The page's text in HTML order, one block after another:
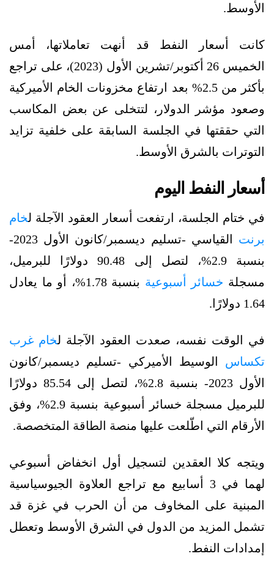
الأوسط.
كانت أسعار النفط قد أنهت تعاملاتها، أمس
الخميس 26 أكتوبر/تشرين الأول (2023)، على تراجع
بأكثر من 2.5% بعد ارتفاع مخزونات الخام الأميركية
وصعود مؤشر الدولار، لتتخلى عن بعض المكاسب
التي حققتها في الجلسة السابقة على خلفية تزايد
التوترات بالشرق الأوسط.
أسعار النفط اليوم
في ختام الجلسة، ارتفعت أسعار العقود الآجلة لخام
برنت
القياسي -تسليم ديسمبر/كانون الأول 2023-
بنسبة 2.9%، لتصل إلى 90.48 دولارًا للبرميل،
مسجلة خسائر أسبوعية
بنسبة 1.78%، أو ما يعادل
1.64 دولارًا.
في الوقت نفسه، صعدت العقود الآجلة لخام غرب
تكساس الوسيط الأميركي -تسليم ديسمبر/كانون
الأول 2023- بنسبة 2.8%، لتصل إلى 85.54 دولارًا
للبرميل مسجلة خسائر أسبوعية بنسبة 2.9%، وفق
الأرقام التي اطّلعت عليها منصة الطاقة المتخصصة.
ويتجه كلا العقدين لتسجيل أول انخفاض أسبوعي
لهما في 3 أسابيع مع تراجع العلاوة الجيوسياسية
المبنية على المخاوف من أن الحرب في غزة قد
تشمل المزيد من الدول في الشرق الأوسط وتعطل
إمدادات النفط.